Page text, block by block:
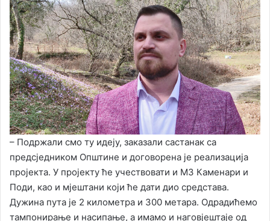
– Подржали смо ту идеју, заказали састанак са
предсједником Oпштине и договорена је реализација
пројекта. У пројекту ће учествовати и МЗ Каменари и
Поди, као и мјештани који ће дати дио средстава.
Дужина пута је 2 километра и 300 метара. Одрадићемо
тампонирање и насипање, а имамо и наговјештаје од